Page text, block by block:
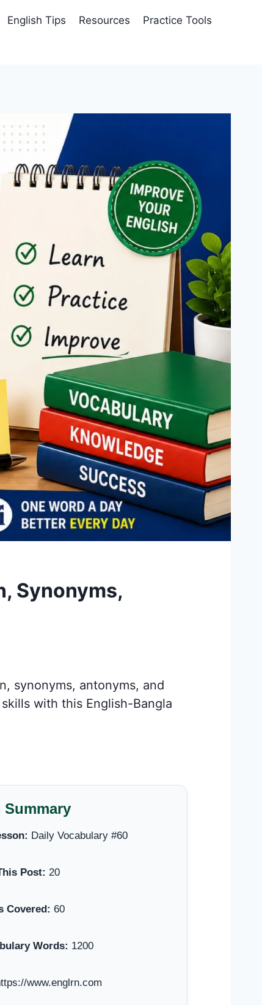
English Tips Resources Practice Tools
Synonyms,
synonyms, antonyms, and
with this English-Bangla
Summary
Daily Vocabulary #60
Post: 20
Covered: 60
Words: 1200
www.englrn.com